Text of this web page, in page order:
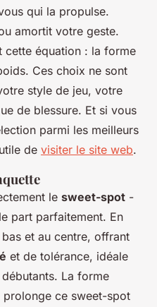
qui la propulse.
amortit votre geste.
cette équation : la forme
Ces choix ne sont
style de jeu, votre
de blessure. Et si vous
parmi les meilleurs
de visiter le site web.
le sweet-spot -
part parfaitement. En
et au centre, offrant
et de tolérance, idéale
La forme
prolonge ce sweet-spot